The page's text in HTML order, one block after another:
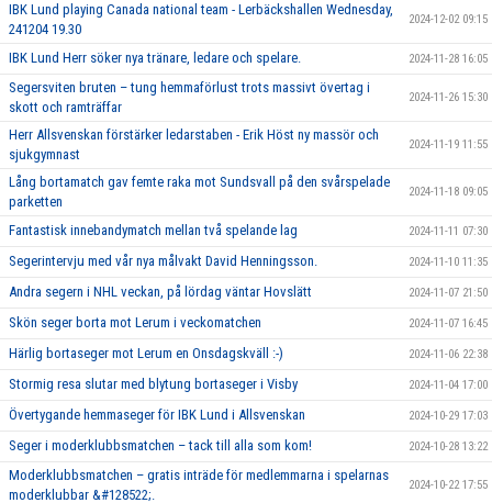
IBK Lund playing Canada national team - Lerbäckshallen Wednesday,
241204 19.30
2024-12-02 09:15
IBK Lund Herr söker nya tränare, ledare och spelare. 2024-11-28 16:05
Segersviten bruten – tung hemmaförlust trots massivt övertag i
skott och ramträffar
2024-11-26 15:30
Herr Allsvenskan förstärker ledarstaben - Erik Höst ny massör och
sjukgymnast
2024-11-19 11:55
Lång bortamatch gav femte raka mot Sundsvall på den svårspelade
parketten
2024-11-18 09:05
Fantastisk innebandymatch mellan två spelande lag 2024-11-11 07:30
Segerintervju med vår nya målvakt David Henningsson. 2024-11-10 11:35
Andra segern i NHL veckan, på lördag väntar Hovslätt 2024-11-07 21:50
Skön seger borta mot Lerum i veckomatchen 2024-11-07 16:45
Härlig bortaseger mot Lerum en Onsdagskväll :-) 2024-11-06 22:38
Stormig resa slutar med blytung bortaseger i Visby 2024-11-04 17:00
Övertygande hemmaseger för IBK Lund i Allsvenskan 2024-10-29 17:03
Seger i moderklubbsmatchen – tack till alla som kom! 2024-10-28 13:22
Moderklubbsmatchen – gratis inträde för medlemmarna i spelarnas
moderklubbar &#128522;.
2024-10-22 17:55